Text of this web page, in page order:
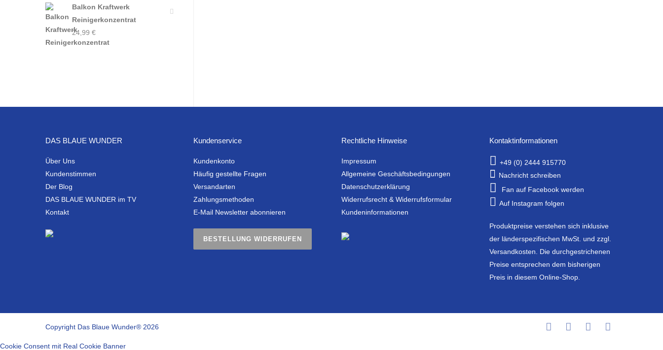
Balkon Kraftwerk
Reinigerkonzentrat
24,99 €
DAS BLAUE WUNDER
Über Uns
Kundenstimmen
Der Blog
DAS BLAUE WUNDER im TV
Kontakt
Kundenservice
Kundenkonto
Häufig gestellte Fragen
Versandarten
Zahlungsmethoden
E-Mail Newsletter abonnieren
BESTELLUNG WIDERRUFEN
Rechtliche Hinweise
Impressum
Allgemeine Geschäftsbedingungen
Datenschutzerklärung
Widerrufsrecht & Widerrufsformular
Kundeninformationen
Kontaktinformationen
+49 (0) 2444 915770
Nachricht schreiben
Fan auf Facebook werden
Auf Instagram folgen
Produktpreise verstehen sich inklusive
der länderspezifischen MwSt. und zzgl.
Versandkosten. Die durchgestrichenen
Preise entsprechen dem bisherigen
Preis in diesem Online-Shop.
Copyright Das Blaue Wunder® 2026
Cookie Consent mit Real Cookie Banner